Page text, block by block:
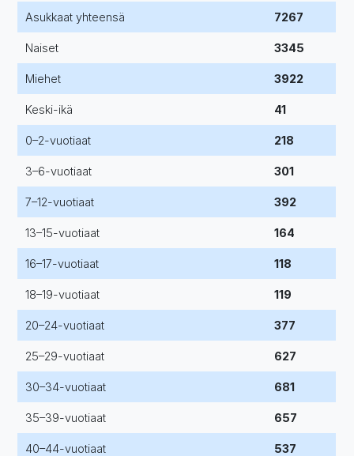
Asukkaat yhteensä 7267
Naiset 3345
Miehet 3922
Keski-ikä 41
0–2-vuotiaat 218
3–6-vuotiaat 301
7–12-vuotiaat 392
13–15-vuotiaat 164
16–17-vuotiaat 118
18–19-vuotiaat 119
20–24-vuotiaat 377
25–29-vuotiaat 627
30–34-vuotiaat 681
35–39-vuotiaat 657
40–44-vuotiaat 537